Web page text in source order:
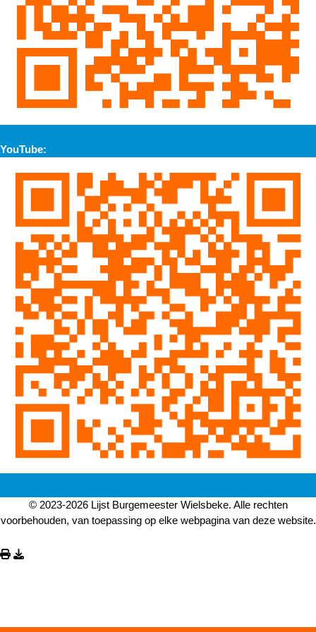
YouTube:
© 2023-2026 Lijst Burgemeester Wielsbeke. Alle rechten
voorbehouden, van toepassing op elke webpagina van deze website.